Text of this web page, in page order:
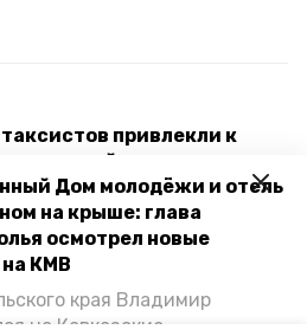
Дом молодёжи и отель
на крыше: глава
осмотрел новые
КМВ
края Владимир
на Кавказские
привлекли к
рейдов
директора назначили в
Вод
пешеходную
аэропорта Минвод